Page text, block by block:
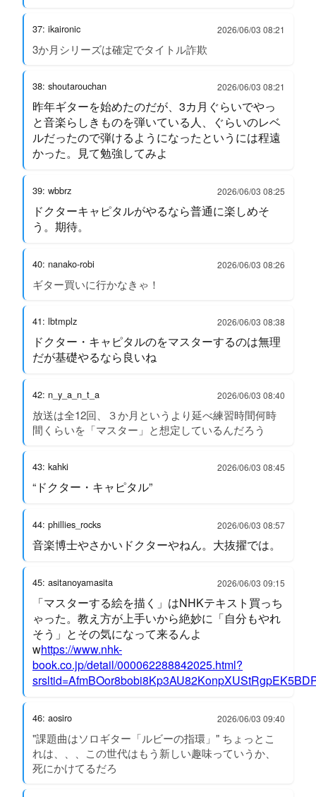
37: ikaironic 2026/06/03 08:21
3か月シリーズは確定でタイトル詐欺
38: shoutarouchan 2026/06/03 08:21
昨年ギターを始めたのだが、3カ月ぐらいでやっ
と音楽らしきものを弾いている人、ぐらいのレベ
ルだったので弾けるようになったというには程遠
かった。見て勉強してみよ
39: wbbrz 2026/06/03 08:25
ドクターキャピタルがやるなら普通に楽しめそ
う。期待。
40: nanako-robi 2026/06/03 08:26
ギター買いに行かなきゃ！
41: lbtmplz 2026/06/03 08:38
ドクター・キャピタルのをマスターするのは無理
だが基礎やるなら良いね
42: n_y_a_n_t_a 2026/06/03 08:40
放送は全12回、３か月というより延べ練習時間何時
間くらいを「マスター」と想定しているんだろう
43: kahki 2026/06/03 08:45
“ドクター・キャピタル”
44: phillies_rocks 2026/06/03 08:57
音楽博士やさかいドクターやねん。大抜擢では。
45: asitanoyamasita 2026/06/03 09:15
「マスターする絵を描く」はNHKテキスト買っち
ゃった。教え方が上手いから絶妙に「自分もやれ
そう」とその気になって来るんよ
whttps://www.nhk-
book.co.jp/detail/000062288842025.html?
46: aosiro 2026/06/03 09:40
"課題曲はソロギター「ルビーの指環」" ちょっとこ
れは、、、この世代はもう新しい趣味っていうか、
死にかけてるだろ